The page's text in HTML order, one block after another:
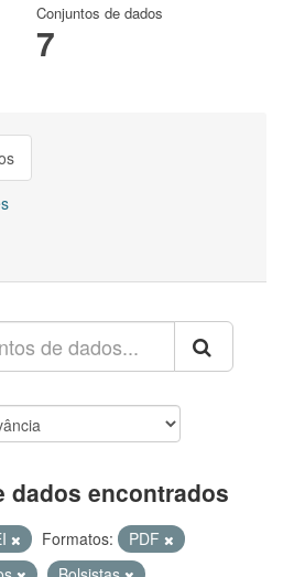
Conjuntos de dados
7
dados encontrados
Formatos:
PDF